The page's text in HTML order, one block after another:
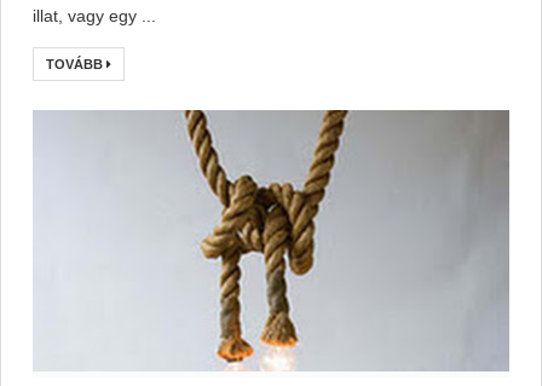
illat, vagy egy ...
TOVÁBB